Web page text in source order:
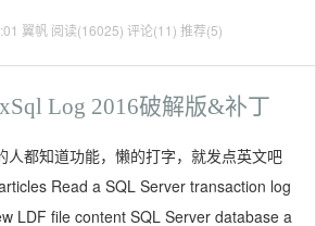
翼帆 阅读(16025) 评论(11) 推荐(5)
Log 2016破解版&补丁
人都知道功能，懒的打字，就发点英文吧
Read a SQL Server transaction log
LDF file content SQL Server database a